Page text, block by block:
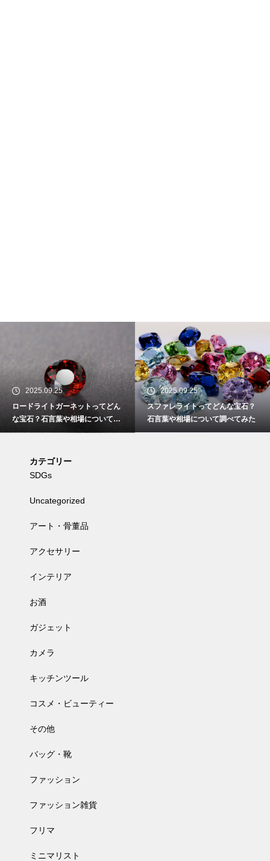
2025.09.25
ロードライトガーネットってどん
な宝石？石言葉や相場について調
べてみた
2025.09.25
スファレライトってどんな宝石？
石言葉や相場について調べてみた
カテゴリー
SDGs
Uncategorized
アート・骨董品
アクセサリー
インテリア
お酒
ガジェット
カメラ
キッチンツール
コスメ・ビューティー
その他
バッグ・靴
ファッション
ファッション雑貨
フリマ
ミニマリスト